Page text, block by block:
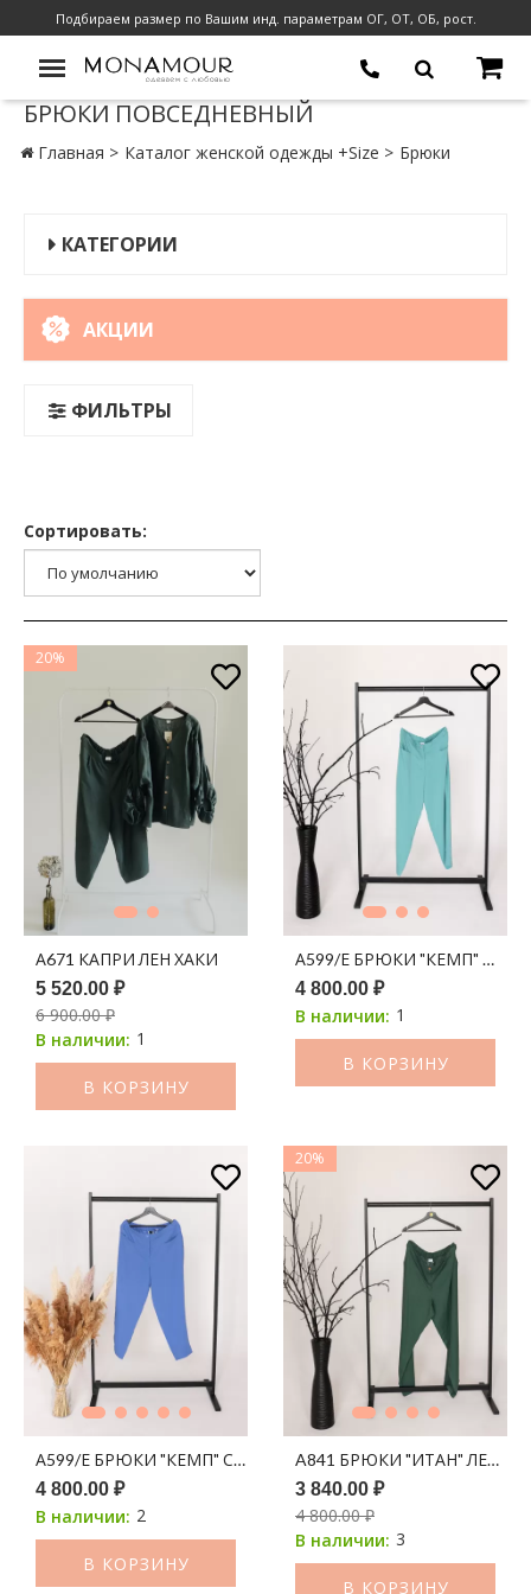
Подбираем размер по Вашим инд. параметрам ОГ, ОТ, ОБ, рост.
БРЮКИ ПОВСЕДНЕВНЫЙ
Главная Каталог женской одежды +Size Брюки
КАТЕГОРИИ
АКЦИИ
ФИЛЬТРЫ
Сортировать:
20%
А671 КАПРИ ЛЕН ХАКИ
5 520.00 ₽
6 900.00 ₽
В наличии: 1
В КОРЗИНУ
А599/Е БРЮКИ "КЕМП" МЯТА
4 800.00 ₽
В наличии: 1
В КОРЗИНУ
А599/Е БРЮКИ "КЕМП" СИРЕНЕВО-ГОЛУБОЙ
4 800.00 ₽
В наличии: 2
В КОРЗИНУ
20%
A841 БРЮКИ "ИТАН" ЛЕН
3 840.00 ₽
4 800.00 ₽
В наличии: 3
В КОРЗИНУ